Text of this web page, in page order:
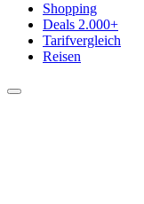
Shopping
Deals 2.000+
Tarifvergleich
Reisen